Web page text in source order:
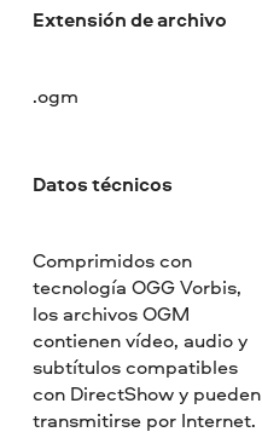
Extensión de archivo
.ogm
Datos técnicos
Comprimidos con
tecnología OGG Vorbis,
los archivos OGM
contienen vídeo, audio y
subtítulos compatibles
con DirectShow y pueden
transmitirse por Internet.